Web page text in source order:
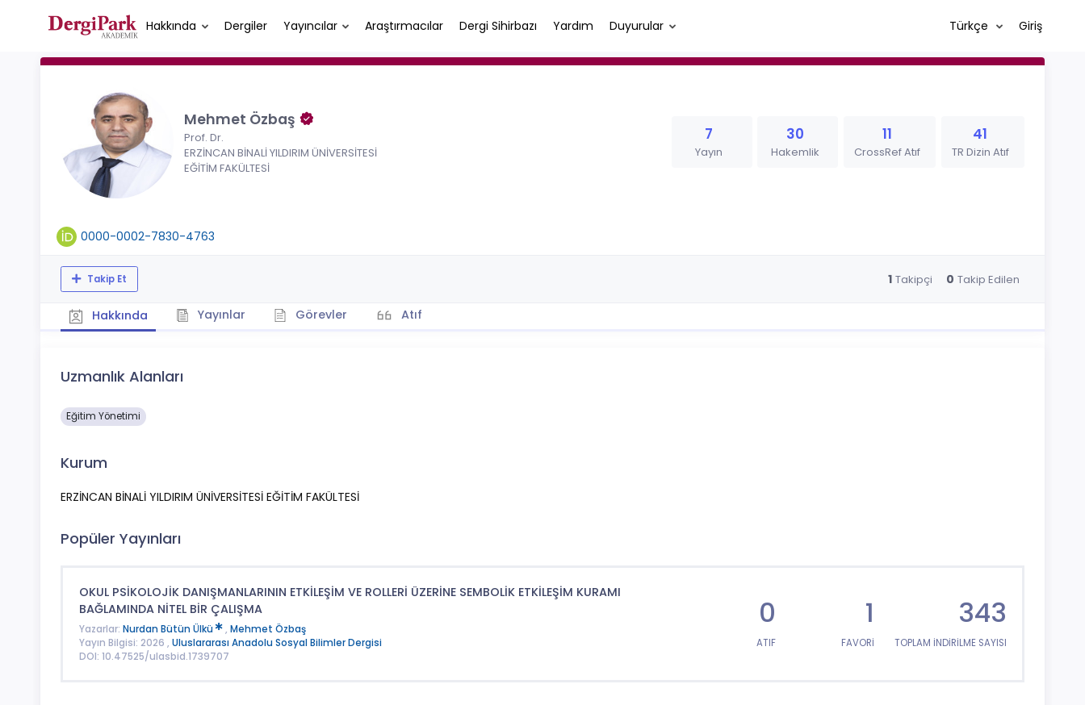
Hakkında Dergiler Yayıncılar Araştırmacılar Dergi Sihirbazı Yardım Duyurular Türkçe Giriş
Mehmet Özbaş
Prof. Dr.
ERZİNCAN BİNALİ YILDIRIM ÜNİVERSİTESİ
EĞİTİM FAKÜLTESİ
7
Yayın
30
Hakemlik
11
CrossRef Atıf
41
TR Dizin Atıf
0000-0002-7830-4763
Takip Et 1 Takipçi 0 Takip Edilen
Hakkında Yayınlar Görevler Atıf
Uzmanlık Alanları
Eğitim Yönetimi
Kurum
ERZİNCAN BİNALİ YILDIRIM ÜNİVERSİTESİ EĞİTİM FAKÜLTESİ
Popüler Yayınları
OKUL PSİKOLOJİK DANIŞMANLARININ ETKİLEŞİM VE ROLLERİ ÜZERİNE SEMBOLİK ETKİLEŞİM KURAMI
BAĞLAMINDA NİTEL BİR ÇALIŞMA
Yazarlar: Nurdan Bütün Ülkü , Mehmet Özbaş
Yayın Bilgisi: 2026 , Uluslararası Anadolu Sosyal Bilimler Dergisi
DOI: 10.47525/ulasbid.1739707
0
ATIF
1
FAVORİ
343
TOPLAM İNDİRİLME SAYISI